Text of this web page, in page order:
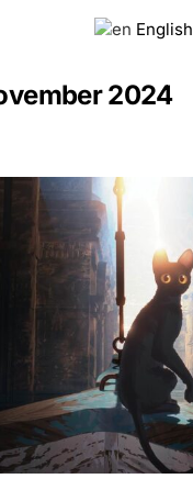
2024
English